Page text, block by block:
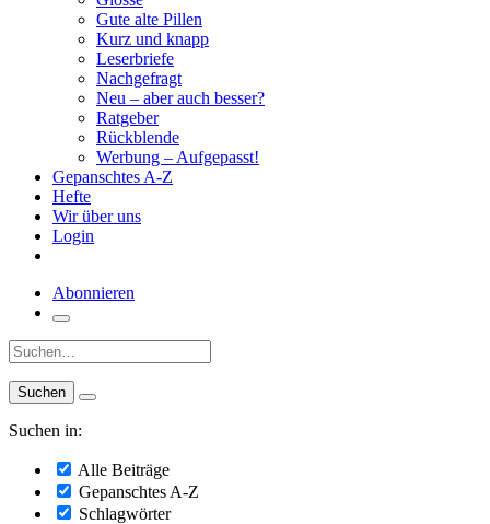
Gute alte Pillen
Kurz und knapp
Leserbriefe
Nachgefragt
Neu – aber auch besser?
Ratgeber
Rückblende
Werbung – Aufgepasst!
Gepanschtes A-Z
Hefte
Wir über uns
Login
Abonnieren
Suche:
Suchen in:
Alle Beiträge
Gepanschtes A-Z
Schlagwörter